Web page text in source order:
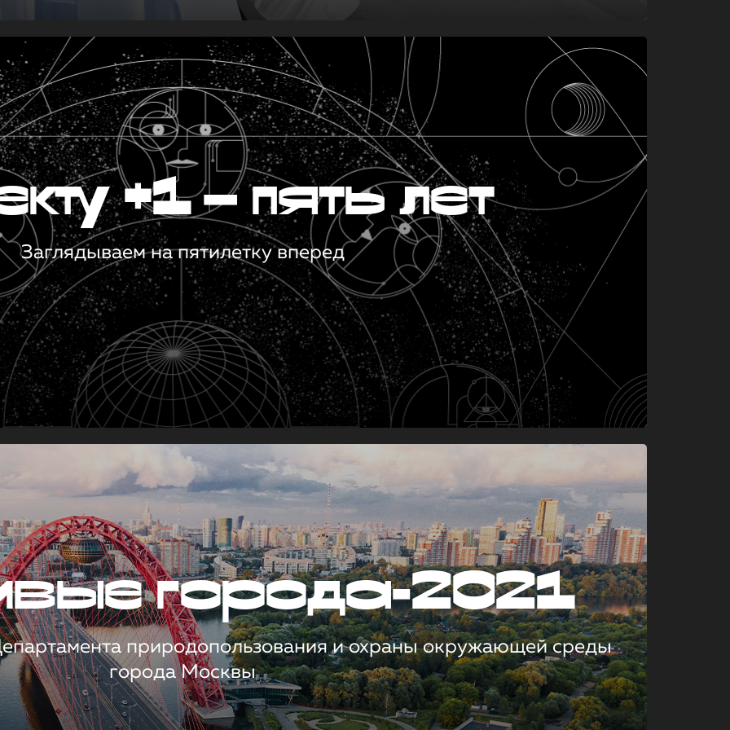
+1 — пять лет
Заглядываем на пятилетку вперед
города-2021
природопользования и охраны окружающей среды
города Москвы